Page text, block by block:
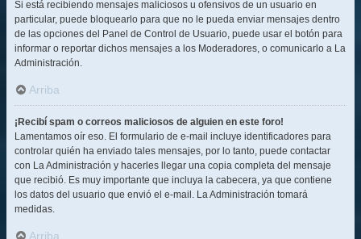
Si está recibiendo mensajes maliciosos u ofensivos de un usuario en
particular, puede bloquearlo para que no le pueda enviar mensajes dentro
de las opciones del Panel de Control de Usuario, puede usar el botón para
informar o reportar dichos mensajes a los Moderadores, o comunicarlo a La
Administración.
Arriba
¡Recibí spam o correos maliciosos de alguien en este foro!
Lamentamos oír eso. El formulario de e-mail incluye identificadores para
controlar quién ha enviado tales mensajes, por lo tanto, puede contactar
con La Administración y hacerles llegar una copia completa del mensaje
que recibió. Es muy importante que incluya la cabecera, ya que contiene
los datos del usuario que envió el e-mail. La Administración tomará
medidas.
Arriba